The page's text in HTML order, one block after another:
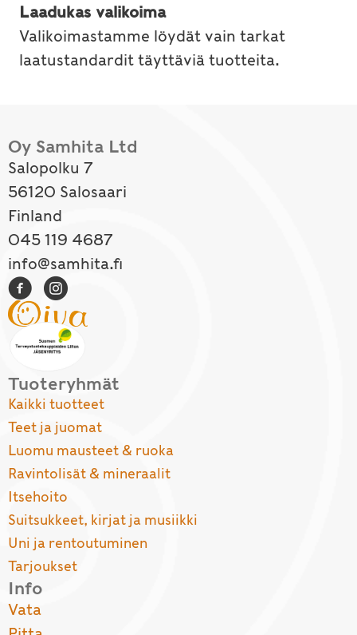
Laadukas valikoima
Valikoimastamme löydät vain tarkat
laatustandardit täyttäviä tuotteita.
Oy Samhita Ltd
Salopolku 7
56120 Salosaari
Finland
045 119 4687
info@samhita.fi
Tuoteryhmät
Kaikki tuotteet
Teet ja juomat
Luomu mausteet & ruoka
Ravintolisät & mineraalit
Itsehoito
Suitsukkeet, kirjat ja musiikki
Uni ja rentoutuminen
Tarjoukset
Info
Vata